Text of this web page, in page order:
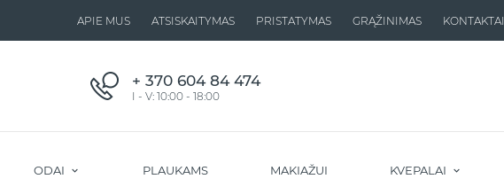
APIE MUS ATSISKAITYMAS PRISTATYMAS GRĄŽINIMAS KONTAKTAI
+ 370 604 84 474
I - V: 10:00 - 18:00
ODAI PLAUKAMS MAKIAŽUI KVEPALAI